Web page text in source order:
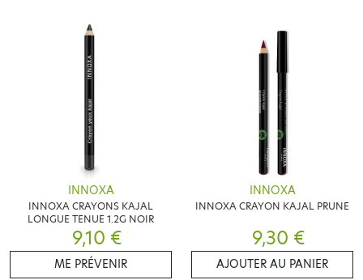
INNOXA
INNOXA CRAYONS KAJAL
LONGUE TENUE 1.2G NOIR
9,10 €
ME PRÉVENIR
INNOXA
INNOXA CRAYON KAJAL PRUNE
9,30 €
AJOUTER AU PANIER